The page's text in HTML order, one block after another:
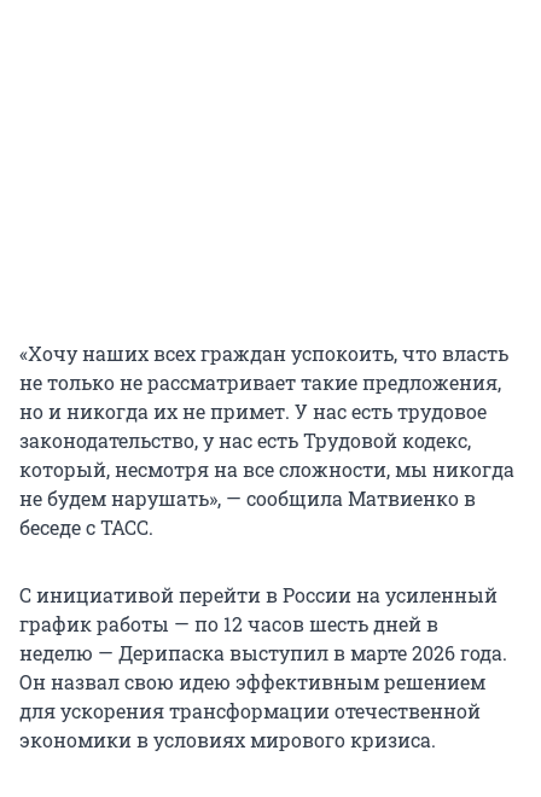
«Хочу наших всех граждан успокоить, что власть
не только не рассматривает такие предложения,
но и никогда их не примет. У нас есть трудовое
законодательство, у нас есть Трудовой кодекс,
который, несмотря на все сложности, мы никогда
не будем нарушать», — сообщила Матвиенко в
беседе с ТАСС.
С инициативой перейти в России на усиленный
график работы — по 12 часов шесть дней в
неделю — Дерипаска выступил в марте 2026 года.
Он назвал свою идею эффективным решением
для ускорения трансформации отечественной
экономики в условиях мирового кризиса.